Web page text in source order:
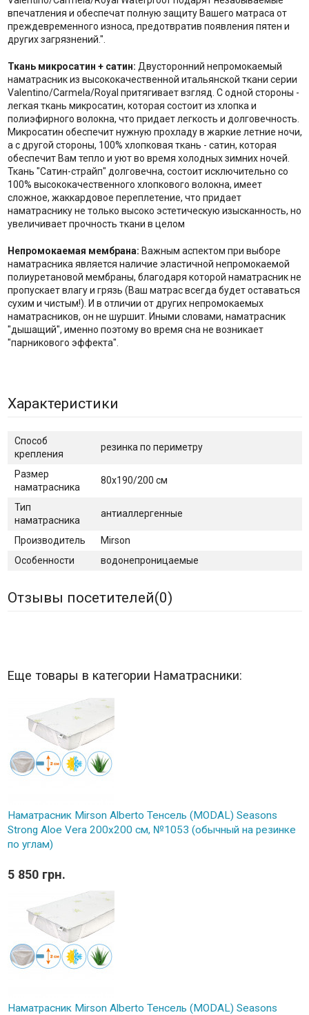
впечатления и обеспечат полную защиту Вашего матраса от
преждевременного износа, предотвратив появления пятен и
других загрязнений.".
Ткань микросатин + сатин: Двусторонний непромокаемый
наматрасник из высококачественной итальянской ткани серии
Valentino/Carmela/Royal притягивает взгляд. С одной стороны -
легкая ткань микросатин, которая состоит из хлопка и
полиэфирного волокна, что придает легкость и долговечность.
Микросатин обеспечит нужную прохладу в жаркие летние ночи,
а с другой стороны, 100% хлопковая ткань - сатин, которая
обеспечит Вам тепло и уют во время холодных зимних ночей.
Ткань "Сатин-страйп" долговечна, состоит исключительно со
100% высококачественного хлопкового волокна, имеет
сложное, жаккардовое переплетение, что придает
наматраснику не только высоко эстетическую изысканность, но
увеличивает прочность ткани в целом
Непромокаемая мембрана: Важным аспектом при выборе
наматрасника является наличие эластичной непромокаемой
полиуретановой мембраны, благодаря которой наматрасник не
пропускает влагу и грязь (Ваш матрас всегда будет оставаться
сухим и чистым!). И в отличии от других непромокаемых
наматрасников, он не шуршит. Иными словами, наматрасник
"дышащий", именно поэтому во время сна не возникает
"парникового эффекта".
Характеристики
Способ
крепления
резинка по периметру
Размер
наматрасника
80х190/200 см
Тип
наматрасника
антиаллергенные
Производитель
Mirson
Особенности
водонепроницаемые
Отзывы посетителей(0)
Еще товары в категории Наматрасники:
Наматрасник Mirson Alberto Тенсель (MODAL) Seasons
Strong Aloe Vera 200x200 см, №1053 (обычный на резинке
по углам)
5 850 грн.
Наматрасник Mirson Alberto Тенсель (MODAL) Seasons